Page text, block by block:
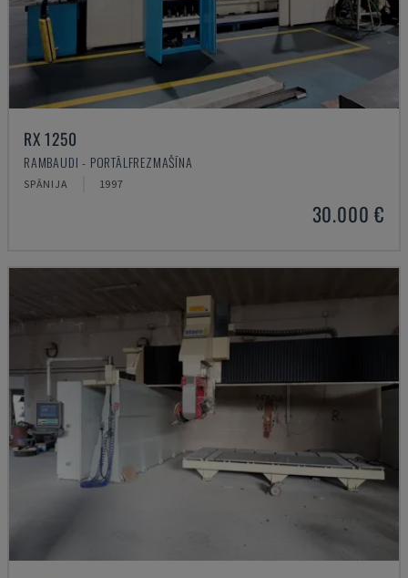
RX 1250
RAMBAUDI - PORTĀLFREZMAŠĪNA
SPĀNIJA 1997
30.000 €